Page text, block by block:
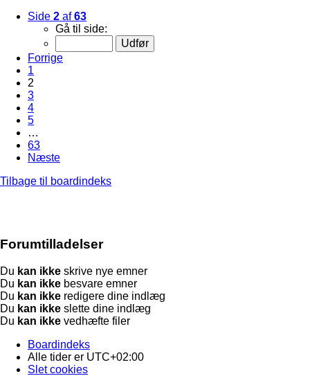
Side 2 af63
Gå til side:
Forrige
1
2
3
4
5
…
63
Næste
Tilbage til boardindeks
Forumtilladelser
Du kan ikke skrive nye emner
Du kan ikke besvare emner
Du kan ikke redigere dine indlæg
Du kan ikke slette dine indlæg
Du kan ikke vedhæfte filer
Boardindeks
Alle tider er UTC+02:00
Slet cookies